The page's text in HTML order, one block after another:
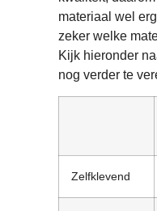
materiaal wel
zeker welke
Kijk hieronder
nog verder te
Zelfklevend